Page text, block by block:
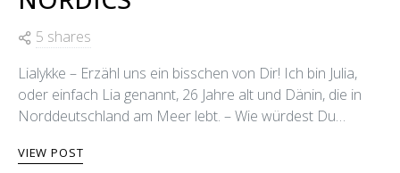
5 shares
Lialykke – Erzähl uns ein bisschen von Dir! Ich bin Julia,
oder einfach Lia genannt, 26 Jahre alt und Dänin, die in
Norddeutschland am Meer lebt. – Wie würdest Du…
VIEW POST